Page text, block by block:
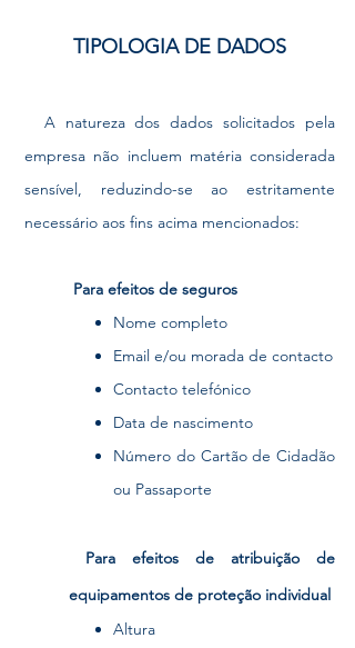
TIPOLOGIA DE DADOS
A natureza dos dados solicitados pela
empresa não incluem matéria considerada
sensível, reduzindo-se ao estritamente
necessário aos fins acima mencionados:
Para efeitos de seguros
Nome completo
Email e/ou morada de contacto
Contacto telefónico
Data de nascimento
Número do Cartão de Cidadão
ou Passaporte
Para efeitos de atribuição de
equipamentos de proteção individual
Altura